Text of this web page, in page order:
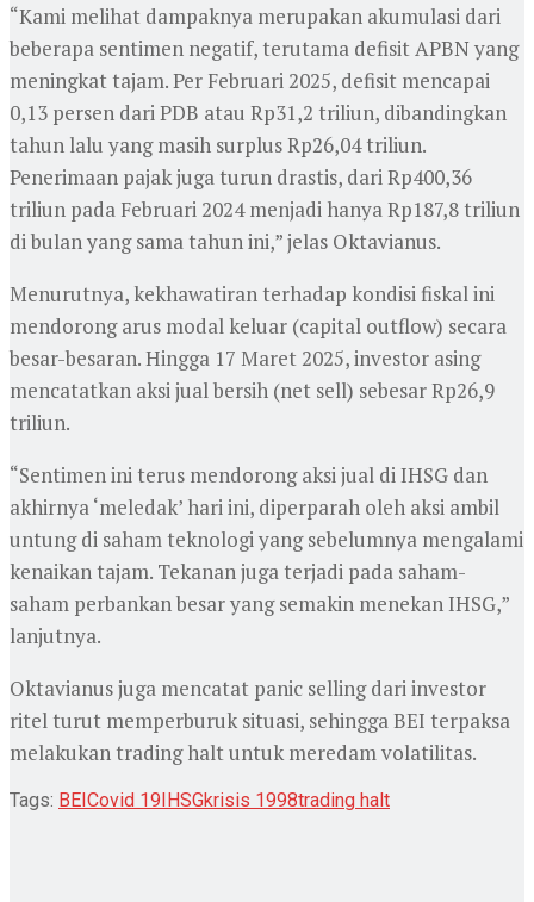
“Kami melihat dampaknya merupakan akumulasi dari
beberapa sentimen negatif, terutama defisit APBN yang
meningkat tajam. Per Februari 2025, defisit mencapai
0,13 persen dari PDB atau Rp31,2 triliun, dibandingkan
tahun lalu yang masih surplus Rp26,04 triliun.
Penerimaan pajak juga turun drastis, dari Rp400,36
triliun pada Februari 2024 menjadi hanya Rp187,8 triliun
di bulan yang sama tahun ini,” jelas Oktavianus.
Menurutnya, kekhawatiran terhadap kondisi fiskal ini
mendorong arus modal keluar (capital outflow) secara
besar-besaran. Hingga 17 Maret 2025, investor asing
mencatatkan aksi jual bersih (net sell) sebesar Rp26,9
triliun.
“Sentimen ini terus mendorong aksi jual di IHSG dan
akhirnya ‘meledak’ hari ini, diperparah oleh aksi ambil
untung di saham teknologi yang sebelumnya mengalami
kenaikan tajam. Tekanan juga terjadi pada saham-
saham perbankan besar yang semakin menekan IHSG,”
lanjutnya.
Oktavianus juga mencatat panic selling dari investor
ritel turut memperburuk situasi, sehingga BEI terpaksa
melakukan trading halt untuk meredam volatilitas.
Tags: BEICovid 19IHSGkrisis 1998trading halt